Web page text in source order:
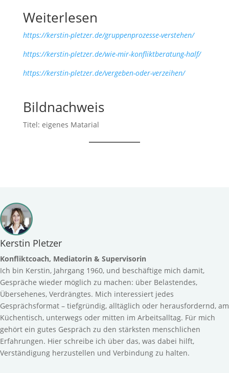
Weiterlesen
https://kerstin-pletzer.de/gruppenprozesse-verstehen/
https://kerstin-pletzer.de/wie-mir-konfliktberatung-half/
https://kerstin-pletzer.de/vergeben-oder-verzeihen/
Bildnachweis
Titel: eigenes Matarial
Kerstin Pletzer
Konfliktcoach, Mediatorin & Supervisorin
Ich bin Kerstin, Jahrgang 1960, und beschäftige mich damit,
Gespräche wieder möglich zu machen: über Belastendes,
Übersehenes, Verdrängtes. Mich interessiert jedes
Gesprächsformat – tiefgründig, alltäglich oder herausfordernd, am
Küchentisch, unterwegs oder mitten im Arbeitsalltag. Für mich
gehört ein gutes Gespräch zu den stärksten menschlichen
Erfahrungen. Hier schreibe ich über das, was dabei hilft,
Verständigung herzustellen und Verbindung zu halten.